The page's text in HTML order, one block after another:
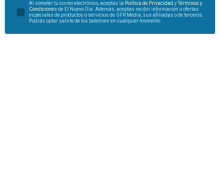
Al someter tu correo electrónico, aceptas la Política de Privacidad yTérminos y
Condiciones de El Nuevo Día. Además, aceptas recibir información u ofertas
especiales de productos o servicios de GFR Media, sus afiliadas o de terceros.
Podrás optar salirte de los boletines en cualquier momento.